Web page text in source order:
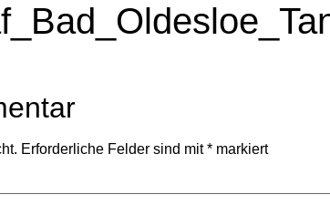
Erforderliche Felder sind mit* markiert